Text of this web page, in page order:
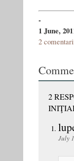
-
1 June,
2
2
July